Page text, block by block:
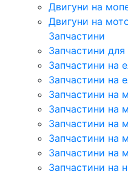
Двигуни на
Двигуни на
Запчастини
Запчастини
Запчастини на
Запчастини на
Запчастини на
Запчастини на
Запчастини на
Запчастини на
Запчастини на
Запчастини на